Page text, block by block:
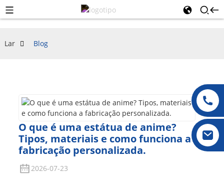
Lar Blog
O que é uma estátua de anime?
Tipos, materiais e como funciona a
fabricação personalizada.
2026-07-23